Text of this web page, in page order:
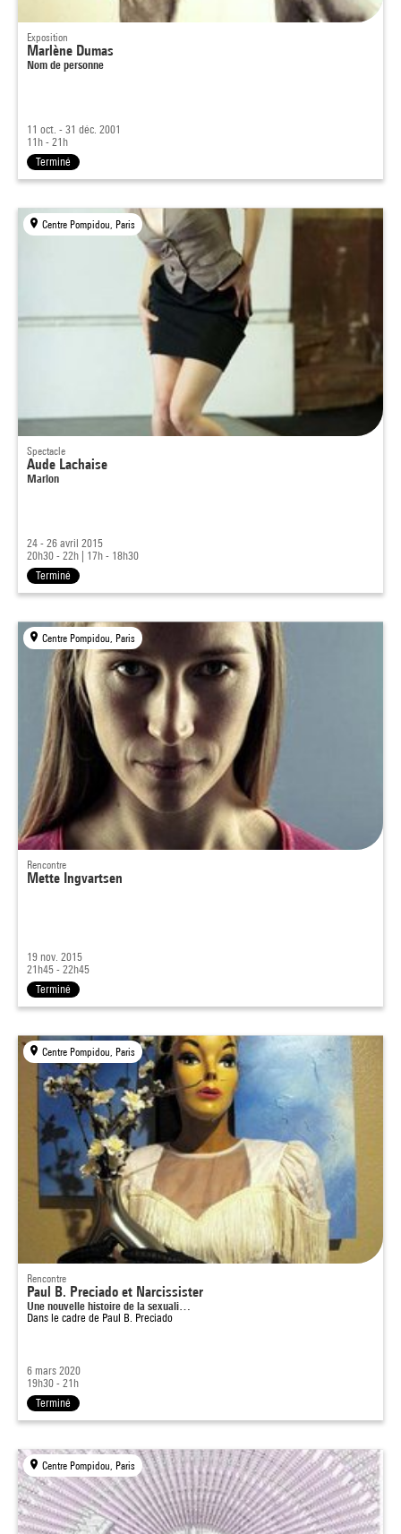
Exposition
Marlène Dumas
Nom de personne
11 oct. - 31 déc. 2001
11h - 21h
Terminé
Centre Pompidou, Paris
Spectacle
Aude Lachaise
Marlon
24 - 26 avril 2015
20h30 - 22h
17h - 18h30
Terminé
Centre Pompidou, Paris
Rencontre
Mette Ingvartsen
19 nov. 2015
21h45 - 22h45
Terminé
Centre Pompidou, Paris
Rencontre
Paul B. Preciado et Narcissister
Une nouvelle histoire de la sexuali…
Dans le cadre de Paul B. Preciado
6 mars 2020
19h30 - 21h
Terminé
Centre Pompidou, Paris